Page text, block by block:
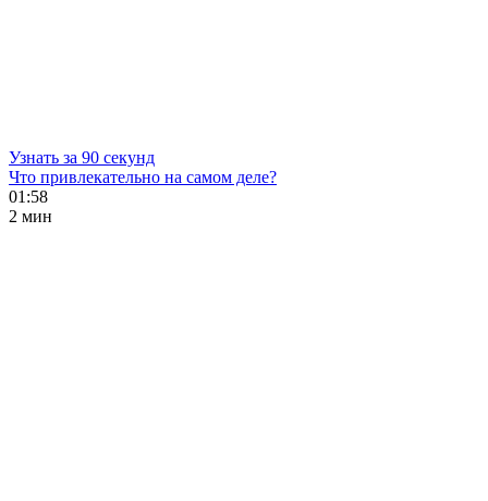
Узнать за 90 секунд
Что привлекательно на самом деле?
01:58
2 мин